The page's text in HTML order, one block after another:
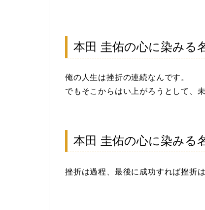
本田 圭佑の心に染みる
俺の人生は挫折の連続なんです。
でもそこからはい上がろうとして、
本田 圭佑の心に染みる
挫折は過程、最後に成功すれば挫折